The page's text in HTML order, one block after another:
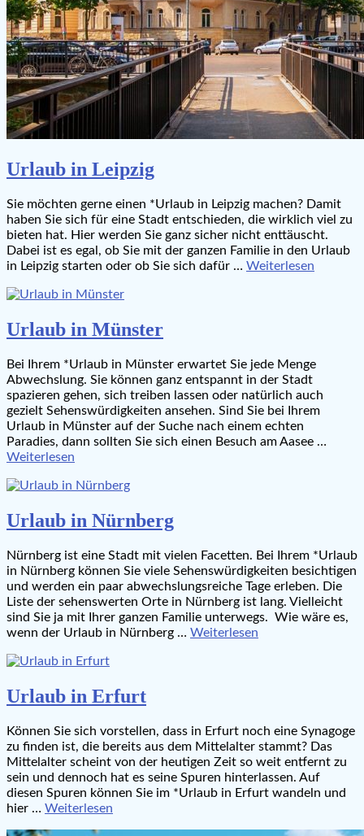
Urlaub in Leipzig
Sie möchten gerne einen *Urlaub in Leipzig machen? Damit
haben Sie sich für eine Stadt entschieden, die wirklich viel zu
bieten hat. Hier werden Sie ganz sicher nicht enttäuscht.
Dabei ist es egal, ob Sie mit der ganzen Familie in den Urlaub
in Leipzig starten oder ob Sie sich dafür … Weiterlesen
Urlaub in Münster
Bei Ihrem *Urlaub in Münster erwartet Sie jede Menge
Abwechslung. Sie können ganz entspannt in der Stadt
spazieren gehen, sich treiben lassen oder natürlich auch
gezielt Sehenswürdigkeiten ansehen. Sind Sie bei Ihrem
Urlaub in Münster auf der Suche nach einem echten
Paradies, dann sollten Sie sich einen Besuch am Aasee …
Weiterlesen
Urlaub in Nürnberg
Nürnberg ist eine Stadt mit vielen Facetten. Bei Ihrem *Urlaub
in Nürnberg können Sie viele Sehenswürdigkeiten besichtigen
und werden ein paar abwechslungsreiche Tage erleben. Die
Liste der sehenswerten Orte in Nürnberg ist lang. Vielleicht
sind Sie ja mit Ihrer ganzen Familie unterwegs. Wie wäre es,
wenn der Urlaub in Nürnberg … Weiterlesen
Urlaub in Erfurt
Können Sie sich vorstellen, dass in Erfurt noch eine Synagoge
zu finden ist, die bereits aus dem Mittelalter stammt? Das
Mittelalter scheint von der heutigen Zeit so weit entfernt zu
sein und dennoch hat es seine Spuren hinterlassen. Auf
diesen Spuren können Sie im *Urlaub in Erfurt wandeln und
hier … Weiterlesen